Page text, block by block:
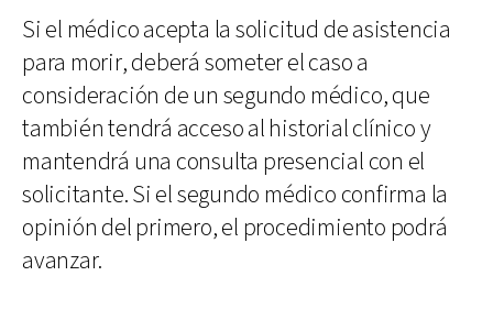
Si el médico acepta la solicitud de asistencia
para morir, deberá someter el caso a
consideración de un segundo médico, que
también tendrá acceso al historial clínico y
mantendrá una consulta presencial con el
solicitante. Si el segundo médico confirma la
opinión del primero, el procedimiento podrá
avanzar.